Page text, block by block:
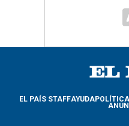
EL PAÍS STAFFAYUDA